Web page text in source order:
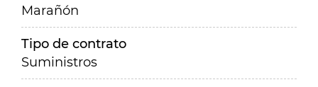
Marañón
Tipo de contrato
Suministros